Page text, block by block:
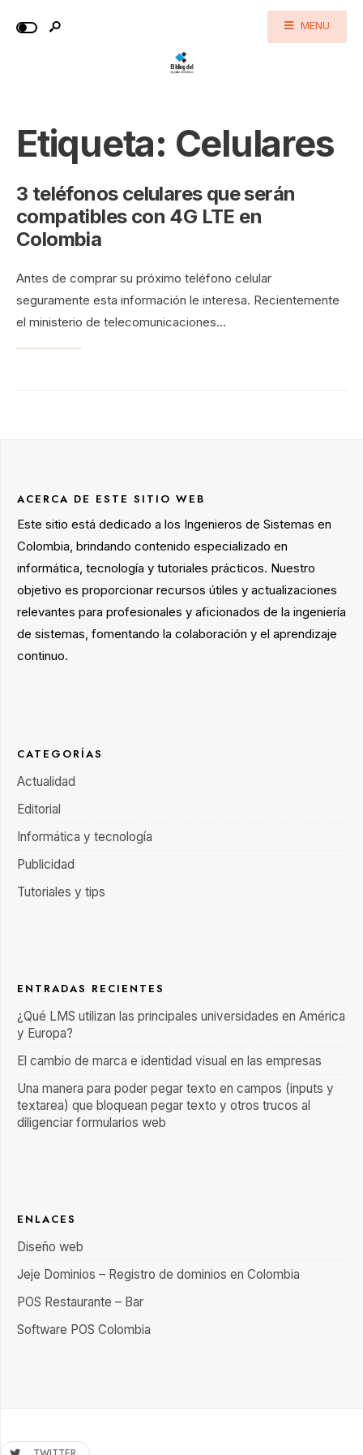
MENU
Etiqueta: Celulares
3 teléfonos celulares que serán
compatibles con 4G LTE en
Colombia
Antes de comprar su próximo teléfono celular
seguramente esta información le interesa. Recientemente
el ministerio de telecomunicaciones...
ACERCA DE ESTE SITIO WEB
Este sitio está dedicado a los Ingenieros de Sistemas en
Colombia, brindando contenido especializado en
informática, tecnología y tutoriales prácticos. Nuestro
objetivo es proporcionar recursos útiles y actualizaciones
relevantes para profesionales y aficionados de la ingeniería
de sistemas, fomentando la colaboración y el aprendizaje
continuo.
CATEGORÍAS
Actualidad
Editorial
Informática y tecnología
Publicidad
Tutoriales y tips
ENTRADAS RECIENTES
¿Qué LMS utilizan las principales universidades en América
y Europa?
El cambio de marca e identidad visual en las empresas
Una manera para poder pegar texto en campos (inputs y
textarea) que bloquean pegar texto y otros trucos al
diligenciar formularios web
ENLACES
Diseño web
Jeje Dominios – Registro de dominios en Colombia
POS Restaurante – Bar
Software POS Colombia